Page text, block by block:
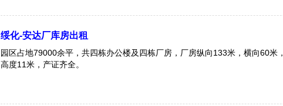
绥化-安达厂库房出租
园区占地79000余平，共四栋办公楼及四栋厂房，厂房纵向133米，横向60米，
高度11米，产证齐全。